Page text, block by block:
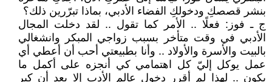
بنشر قصصكِ ودخولكِ الفضاء الأدبي، بماذا تبرّرين ذلك؟
ج ـ فوز: فعلًا .. الأمر كما تقول .. لقد دخلت المجال
الأدبي في وقت متأخر بسبب زواجي المبكر وانشغالي
بالبيت والأسرة والأولاد .. وأنا بطبيعتي أحب أن أعطي أي
عمل يوكل إليّ كل اهتمامي كي أنجزه على أكمل ما
يكون .. لهذا لم أقرر دخول عالم الأدب إلا بعد أن كبر